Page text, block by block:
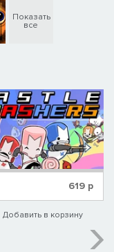
Показать
все
619р
Добавить в корзину